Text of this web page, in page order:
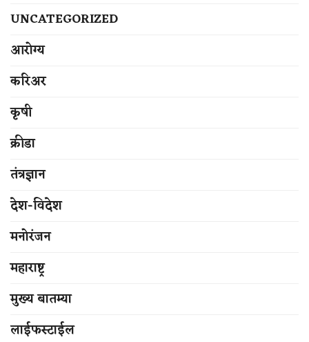
UNCATEGORIZED
आरोग्य
करिअर
कृषी
क्रीडा
तंत्रज्ञान
देश-विदेश
मनोरंजन
महाराष्ट्र
मुख्य बातम्या
लाईफस्टाईल